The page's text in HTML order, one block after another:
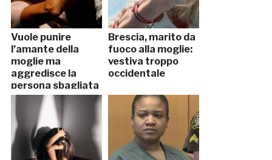
Vuole punire
l’amante della
moglie ma
aggredisce la
persona sbagliata
Brescia, marito da
fuoco alla moglie:
vestiva troppo
occidentale